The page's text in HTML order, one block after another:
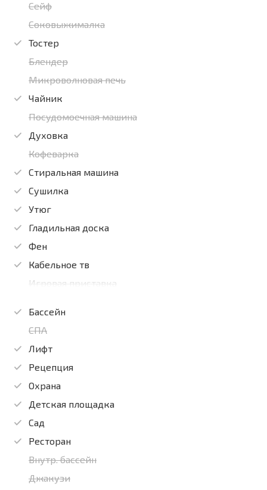
Сейф
Соковыжималка
Тостер
Блендер
Микроволновая печь
Чайник
Посудомоечная машина
Духовка
Кофеварка
Стиральная машина
Сушилка
Утюг
Гладильная доска
Фен
Кабельное тв
Игровая приставка
Бассейн
СПА
Лифт
Рецепция
Охрана
Детская площадка
Сад
Ресторан
Внутр. бассейн
Джакузи